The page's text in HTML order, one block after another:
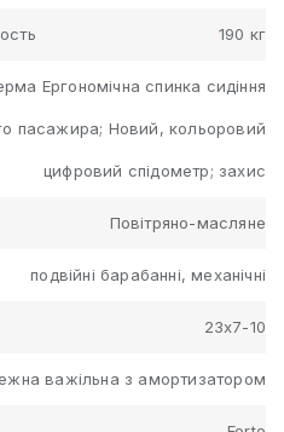
190 кг
Ергономічна спинка сидіння
пасажира; Новий, кольоровий
цифровий спідометр; захис
Повітряно-масляне
подвійні барабанні, механічні
23х7-10
важільна з амортизатором